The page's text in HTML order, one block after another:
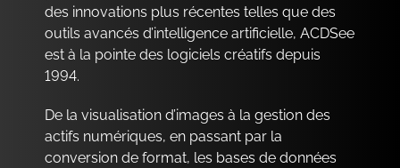
des innovations plus récentes telles que des
outils avancés d’intelligence artificielle, ACDSee
est à la pointe des logiciels créatifs depuis
1994.
De la visualisation d’images à la gestion des
actifs numériques, en passant par la
conversion de format, les bases de données